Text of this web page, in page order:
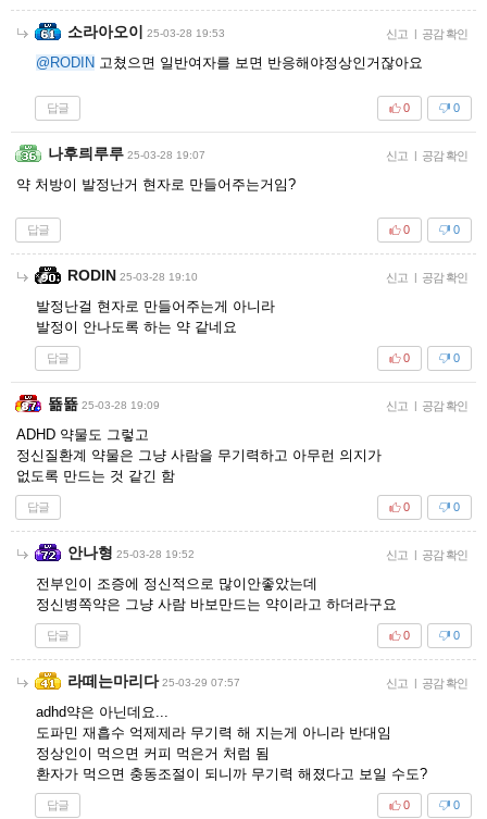
소라아오이 25-03-28 19:53 신고 | 공감 확인
@RODIN 고쳤으면 일반여자를 보면 반응해야정상인거잖아요
답글 0
0
나후릐루루 25-03-28 19:07 신고 | 공감 확인
약 처방이 발정난거 현자로 만들어주는거임?
답글 0
0
RODIN 25-03-28 19:10 신고 | 공감 확인
발정난걸 현자로 만들어주는게 아니라
발정이 안나도록 하는 약 같네요
답글 0
0
뚊뚊 25-03-28 19:09 신고 | 공감 확인
ADHD 약물도 그렇고
정신질환계 약물은 그냥 사람을 무기력하고 아무런 의지가
없도록 만드는 것 같긴 함
답글 0
0
안나형 25-03-28 19:52 신고 | 공감 확인
전부인이 조증에 정신적으로 많이안좋았는데
정신병쪽약은 그냥 사람 바보만드는 약이라고 하더라구요
답글 0
0
라떼는마리다 25-03-29 07:57 신고 | 공감 확인
adhd약은 아닌데요...
도파민 재흡수 억제제라 무기력 해 지는게 아니라 반대임
정상인이 먹으면 커피 먹은거 처럼 됨
환자가 먹으면 충동조절이 되니까 무기력 해졌다고 보일 수도?
답글 0
0